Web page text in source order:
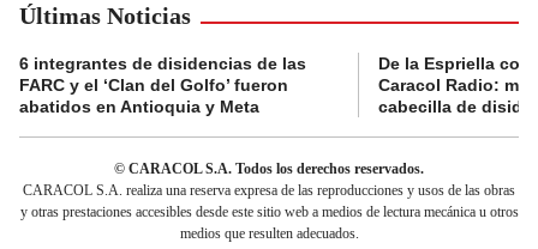
Últimas Noticias
6 integrantes de disidencias de las
FARC y el ‘Clan del Golfo’ fueron
abatidos en Antioquia y Meta
De la Espriella
Caracol Radio:
cabecilla de
© CARACOL S.A. Todos los derechos reservados.
CARACOL S.A. realiza una reserva expresa de las reproducciones y usos de las obras
y otras prestaciones accesibles desde este sitio web a medios de lectura mecánica u otros
medios que resulten adecuados.